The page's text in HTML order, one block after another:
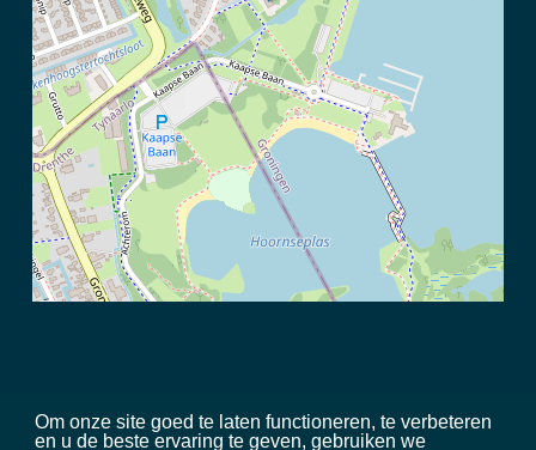
Om onze site goed te laten functioneren, te verbeteren
en u de beste ervaring te geven, gebruiken we